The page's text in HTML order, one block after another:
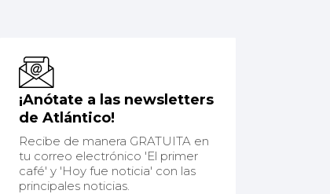
¡Anótate a las newsletters
de Atlántico!
Recibe de manera GRATUITA en
tu correo electrónico 'El primer
café' y 'Hoy fue noticia' con las
principales noticias.